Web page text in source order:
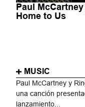
Paul
Home to Us
MUSIC
Paul McCartney y
una canción
lanzamiento...